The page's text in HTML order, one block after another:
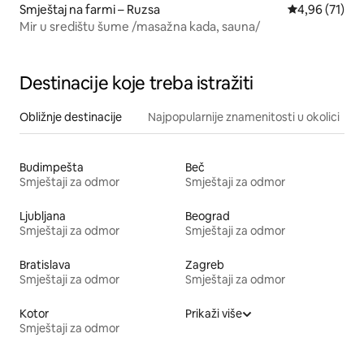
Smještaj na farmi – Ruzsa Prosječna
4,96 (71)
Mir u središtu šume /masažna kada, sauna/
Destinacije koje treba istražiti
Obližnje destinacije Najpopularnije znamenitosti u okolici
Budimpešta
Smještaji za odmor
Beč
Smještaji za odmor
Ljubljana
Smještaji za odmor
Beograd
Smještaji za odmor
Bratislava
Smještaji za odmor
Zagreb
Smještaji za odmor
Kotor
Smještaji za odmor
Prikaži više